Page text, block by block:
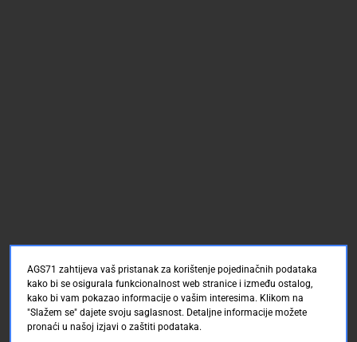
AGS71 zahtijeva vaš pristanak za korištenje pojedinačnih podataka
kako bi se osigurala funkcionalnost web stranice i između ostalog,
kako bi vam pokazao informacije o vašim interesima. Klikom na
"Slažem se" dajete svoju saglasnost. Detaljne informacije možete
pronaći u našoj izjavi o zaštiti podataka.